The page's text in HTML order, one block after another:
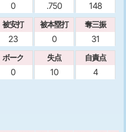
0 .750 148
被安打
23
被本塁打
0
奪三振
31
ボーク
0
失点
10
自責点
4